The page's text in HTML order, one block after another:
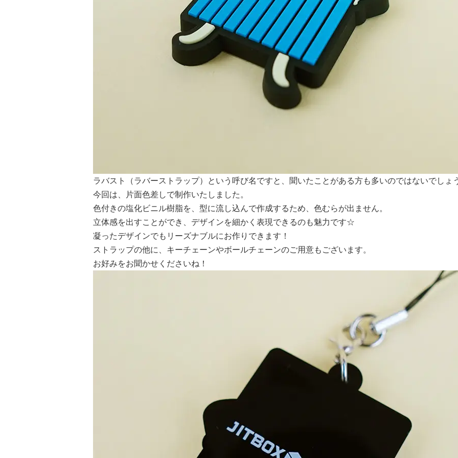
ラバスト（ラバーストラップ）という呼び名ですと、聞いたことがある方も多いのではないでしょ
今回は、片面色差しで制作いたしました。
色付きの塩化ビニル樹脂を、型に流し込んで作成するため、色むらが出ません。
立体感を出すことができ、デザインを細かく表現できるのも魅力です☆
凝ったデザインでもリーズナブルにお作りできます！
ストラップの他に、キーチェーンやボールチェーンのご用意もございます。
お好みをお聞かせくださいね！